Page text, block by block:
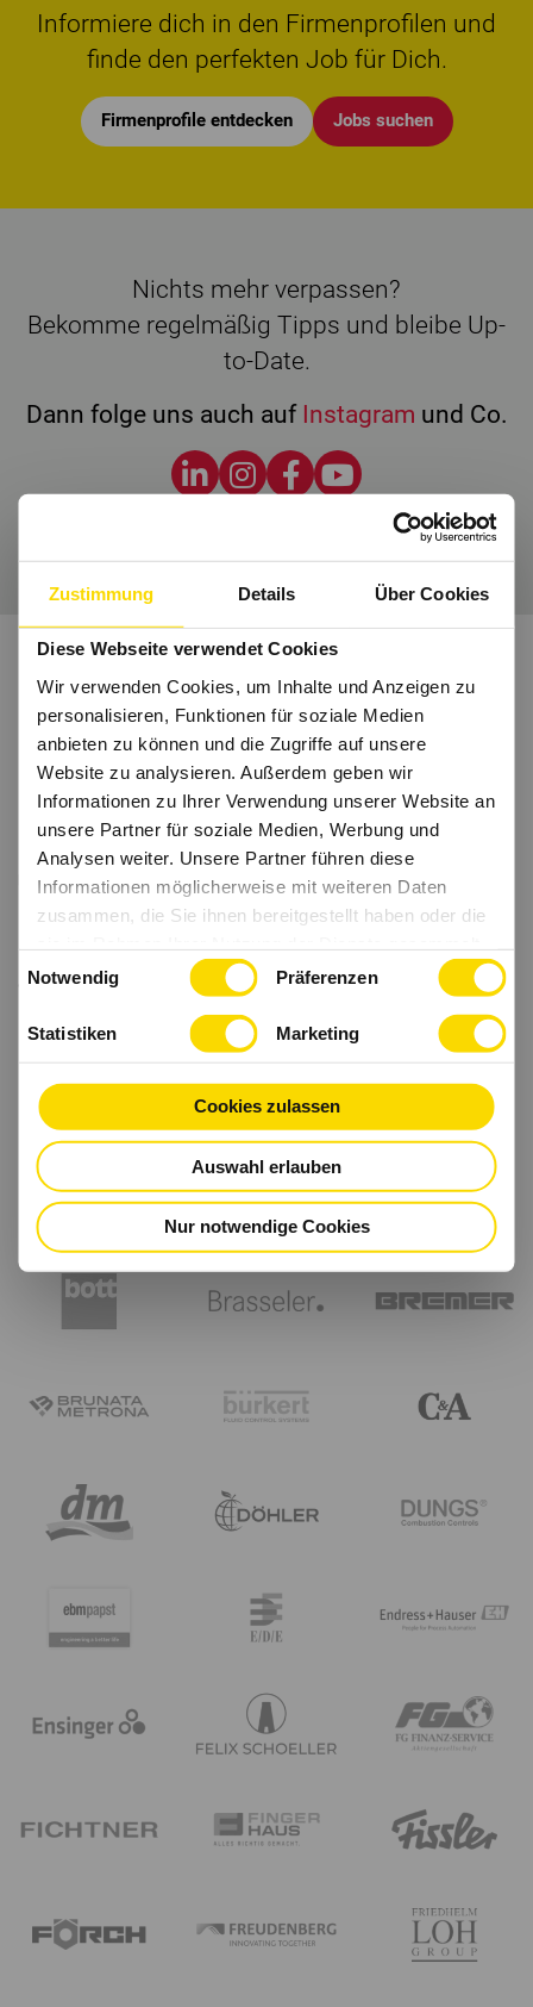
Zustimmung Details Über Cookies
Diese Webseite verwendet Cookies
Wir verwenden Cookies, um Inhalte und Anzeigen zu
personalisieren, Funktionen für soziale Medien
anbieten zu können und die Zugriffe auf unsere
Website zu analysieren. Außerdem geben wir
Informationen zu Ihrer Verwendung unserer Website an
unsere Partner für soziale Medien, Werbung und
Analysen weiter. Unsere Partner führen diese
Informationen möglicherweise mit weiteren Daten
zusammen, die Sie ihnen bereitgestellt haben oder die
haben.
Notwendig Präferenzen
Statistiken Marketing
Cookies zulassen
Auswahl erlauben
Nur notwendige Cookies
Informiere dich in den Firmenprofilen und
finde den perfekten Job für Dich.
Firmenprofile entdecken Jobs suchen
Nichts mehr verpassen?
Bekomme regelmäßig Tipps und bleibe Up-
to-Date.
Dann folge uns auch auf Instagram und Co.
Wir freuen uns auf Dich.